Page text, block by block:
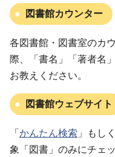
図書館カウンター
各図書館・図書室のカ
際、「書名」「著者名
お教えください。
図書館ウェブサイト
「 かんたん検索 」もし
象「図書」のみにチェ